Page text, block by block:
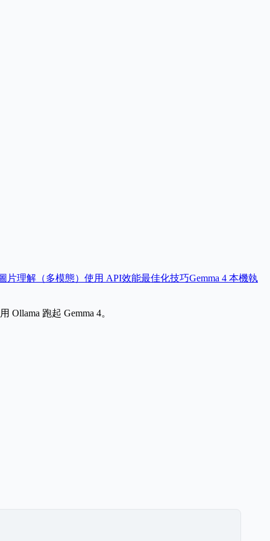
片理解（多模態） 使用 API效能最佳化技巧Gemma 4 本機執
跑起 Gemma 4。